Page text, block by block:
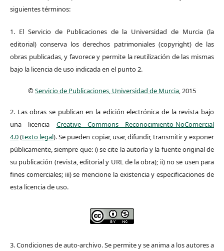
siguientes términos:
1. El Servicio de Publicaciones de la Universidad de Murcia (la
editorial) conserva los derechos patrimoniales (copyright) de las
obras publicadas, y favorece y permite la reutilización de las mismas
bajo la licencia de uso indicada en el punto 2.
©Servicio de Publicaciones, Universidad de Murcia, 2015
2. Las obras se publican en la edición electrónica de la revista bajo
una licencia Creative Commons Reconocimiento-NoComercial
4.0(texto legal). Se pueden copiar, usar, difundir, transmitir y exponer
públicamente, siempre que: i) se cite la autoría y la fuente original de
su publicación (revista, editorial y URL de la obra); ii) no se usen para
fines comerciales; iii) se mencione la existencia y especificaciones de
esta licencia de uso.
3. Condiciones de auto-archivo. Se permite y se anima a los autores a